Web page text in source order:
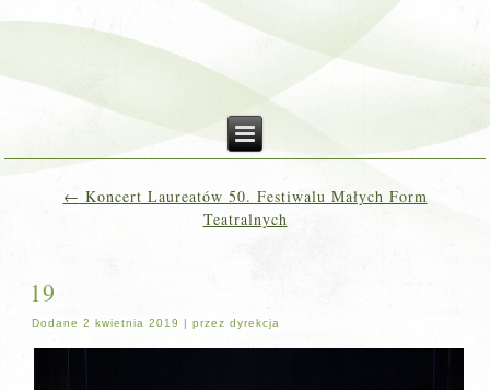
← Koncert Laureatów 50. Festiwalu Małych Form
Teatralnych
19
Dodane 2 kwietnia 2019 |przez dyrekcja